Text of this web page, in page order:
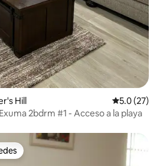
Hill Calificación
5.0 (27)
2bdrm #1 - Acceso a la playa